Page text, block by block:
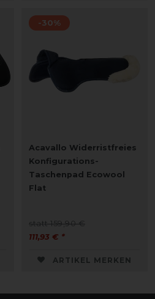
-30%
Acavallo Widerristfreies
Konfigurations-
Taschenpad Ecowool
Flat
statt 159,90 €
111,93 € *
ARTIKEL MERKEN